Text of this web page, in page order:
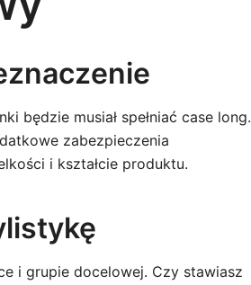
będzie musiał spełniać case long.
zabezpieczenia
i kształcie produktu.
i grupie docelowej. Czy stawiasz